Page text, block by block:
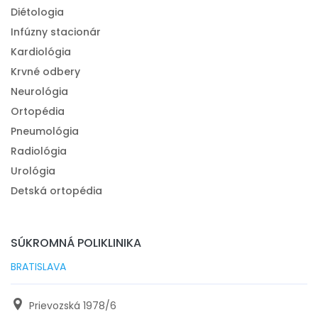
Diétologia
Infúzny stacionár
Kardiológia
Krvné odbery
Neurológia
Ortopédia
Pneumológia
Radiológia
Urológia
Detská ortopédia
SÚKROMNÁ POLIKLINIKA
BRATISLAVA
Prievozská 1978/6